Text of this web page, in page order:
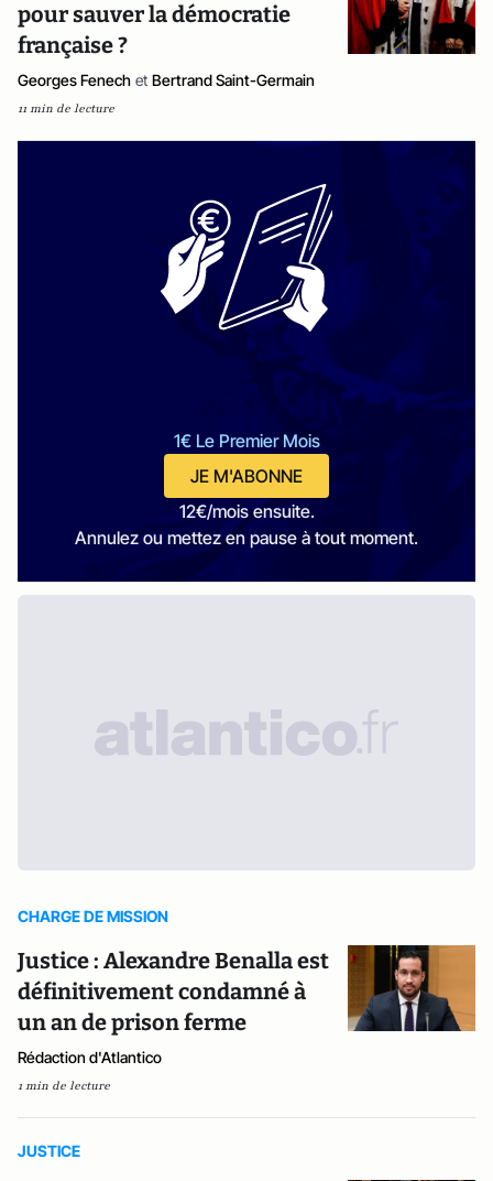
pour sauver la démocratie
française ?
Georges Fenech et Bertrand Saint-Germain
11 min de lecture
1€ Le Premier Mois
JE M'ABONNE
12€/mois ensuite.
Annulez ou mettez en pause à tout moment.
CHARGE DE MISSION
Justice : Alexandre Benalla est
définitivement condamné à
un an de prison ferme
Rédaction d'Atlantico
1 min de lecture
JUSTICE